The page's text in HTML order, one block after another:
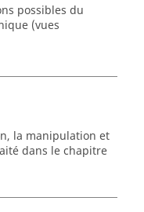
possibles du
(vues
la manipulation et
dans le chapitre